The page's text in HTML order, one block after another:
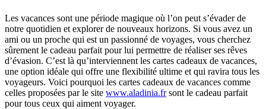
Les vacances sont une période magique où l’on peut s’évader de
notre quotidien et explorer de nouveaux horizons. Si vous avez un
ami ou un proche qui est un passionné de voyages, vous cherchez
sûrement le cadeau parfait pour lui permettre de réaliser ses rêves
d’évasion. C’est là qu’interviennent les cartes cadeaux de vacances,
une option idéale qui offre une flexibilité ultime et qui ravira tous les
voyageurs. Voici pourquoi les cartes cadeaux de vacances comme
celles proposées par le site www.aladinia.frsont le cadeau parfait
pour tous ceux qui aiment voyager.